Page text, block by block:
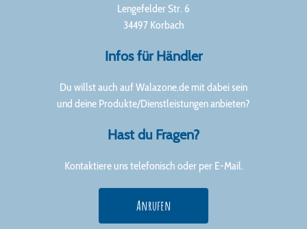
Lengefelder Str. 6
34497 Korbach
Infos für Händler
Du willst auch auf Walazone.de mit dabei sein
und deine Produkte/Dienstleistungen anbieten?
Hast du Fragen?
Kontaktiere uns telefonisch oder per E-Mail.
Anrufen